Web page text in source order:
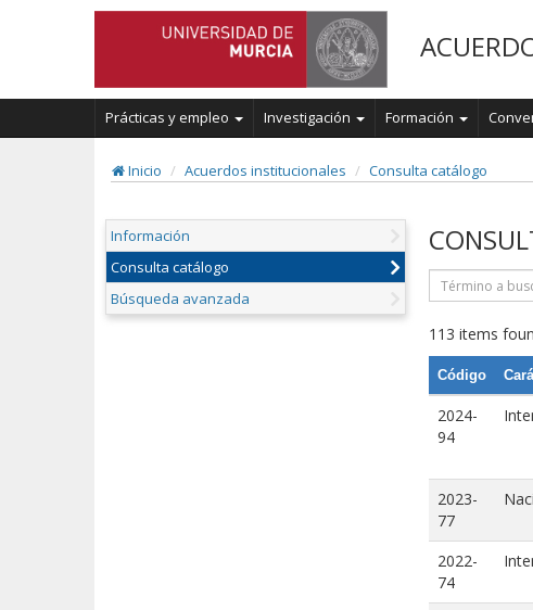
Prácticas y empleo Investigación Formación
Inicio Acuerdos institucionales Consulta catálogo
Información
Consulta catálogo
Búsqueda avanzada
113 items
Código
2024-
94
2023-
77
2022-
74